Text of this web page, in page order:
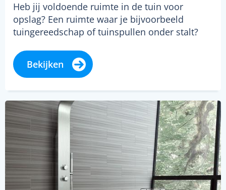
Heb jij voldoende ruimte in de tuin voor
opslag? Een ruimte waar je bijvoorbeeld
tuingereedschap of tuinspullen onder stalt?
Bekijken